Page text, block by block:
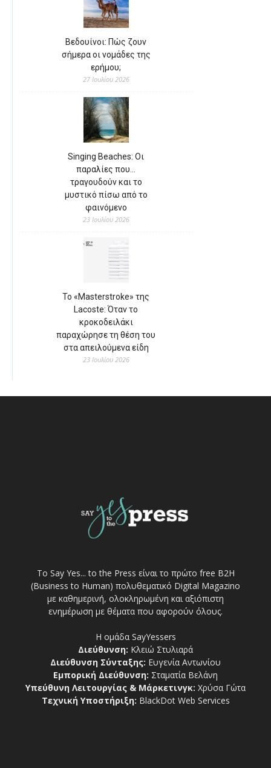
Βεδουίνοι: Πώς ζουν
σήμερα οι νομάδες της
ερήμου;
27 Ιουλίου 2026
Singing Beaches: Οι
παραλίες που…
τραγουδούν και το
μυστικό πίσω από το
φαινόμενο
23 Ιουλίου 2026
Το «Masterstroke» της
Lacoste: Όταν το
κροκοδειλάκι
παραχώρησε τη θέση του
στα απειλούμενα είδη
23 Ιουλίου 2026
Το Say Yes... to the Press είναι το πρώτο free Β2Η
(Business to Human) πολυθεματικό Digital Magazino
με καθημερινή, ολοκληρωμένη και αξιόπιστη
ενημέρωση με θέματα που αφορούν όλους.
Η ομάδα SayYessers
Διεύθυνση: Κλειώ Στυλιαρά
Διεύθυνση Σύνταξης: Ευγενία Αντωνίου
Εμπορική Διεύθυνση: Σταματία Βελάνη
Υπεύθυνη Λειτουργίας & Μάρκετινγκ: Χρύσα Γώτα
Τεχνική Υποστήριξη: BlackDot Web Services